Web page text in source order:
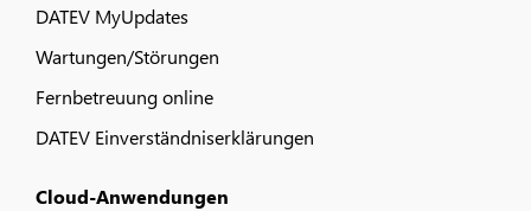
DATEV MyUpdates
Wartungen/Störungen
Fernbetreuung online
DATEV Einverständniserklärungen
Cloud-Anwendungen